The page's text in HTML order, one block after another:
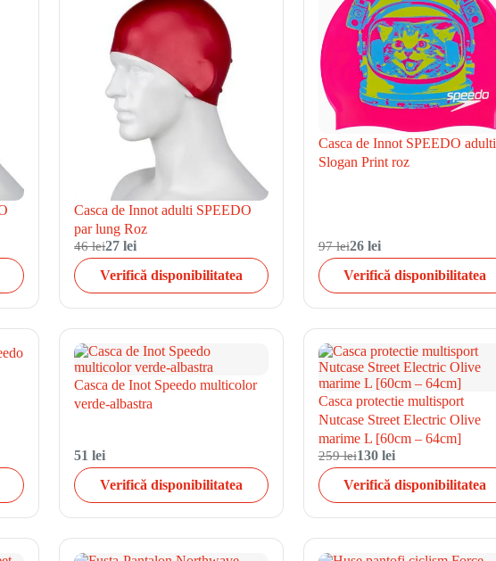
Casca de Innot adulti SPEEDO
par lung Roz
46 lei27 lei
Verifică disponibilitatea
Casca de Innot SPEEDO adulti
Slogan Print roz
97 lei26 lei
Verifică disponibilitatea
Casca de Inot Speedo multicolor
verde-albastra
51 lei
Verifică disponibilitatea
Casca protectie multisport
Nutcase Street Electric Olive
marime L [60cm – 64cm]
259 lei130 lei
Verifică disponibilitatea